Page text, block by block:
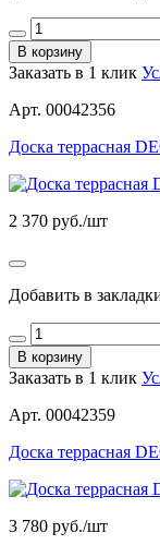
В корзину
Заказать в 1 клик
Арт. 00042356
Доска террасная
2 370 руб./шт
Добавить в
В корзину
Заказать в 1 клик
Арт. 00042359
Доска террасная
3 780 руб./шт